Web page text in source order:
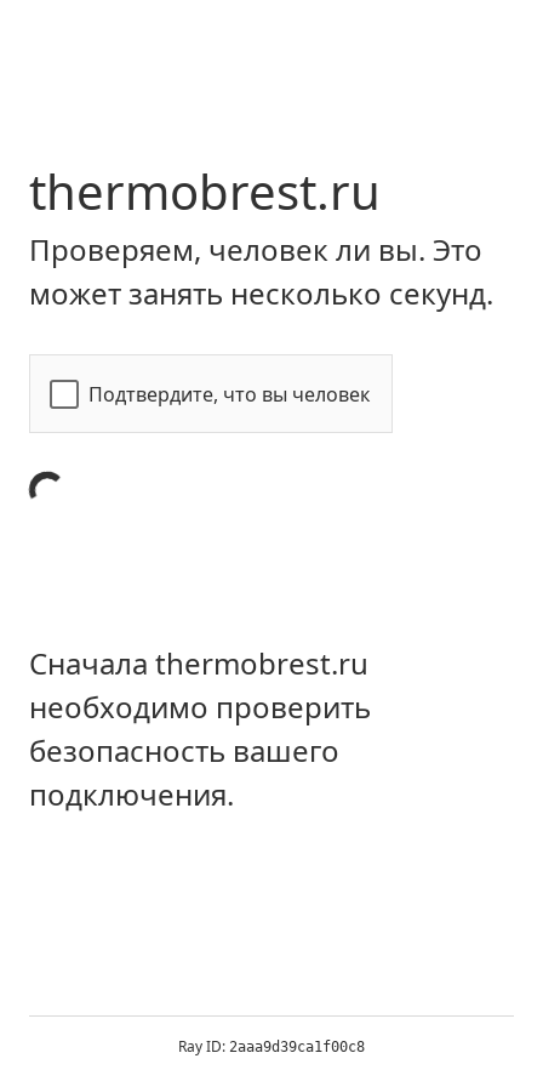
thermobrest.ru
Проверяем, человек ли вы. Это
может занять несколько секунд.
Подтвердите, что вы человек
Сначала thermobrest.ru
необходимо проверить
безопасность вашего
подключения.
Ray ID: 2aaa9d39ca1f00c8